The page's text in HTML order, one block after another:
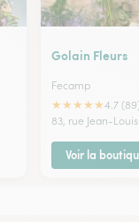
Golain Fleurs
Fecamp
★★★★★4.7
83, rue Jean-
Voir la